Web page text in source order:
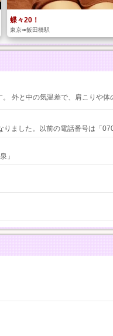
蝶々20！
東京➠飯田橋駅
外と中の気温差で、肩こり
前の電話番号は「070-1458-3555」
」